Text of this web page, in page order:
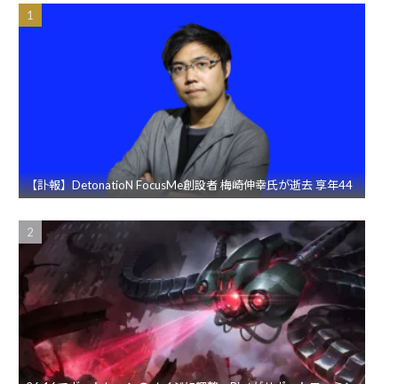
【訃報】DetonatioN FocusMe創設者 梅崎伸幸氏が逝去 享年44